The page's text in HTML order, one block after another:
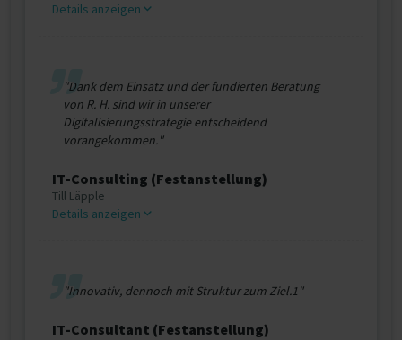
Details anzeigen
"Dank dem Einsatz und der fundierten Beratung
von R. H. sind wir in unserer
Digitalisierungsstrategie entscheidend
vorangekommen."
IT-Consulting (Festanstellung)
Till Läpple
Details anzeigen
"Innovativ, dennoch mit Struktur zum Ziel.1"
IT-Consultant (Festanstellung)